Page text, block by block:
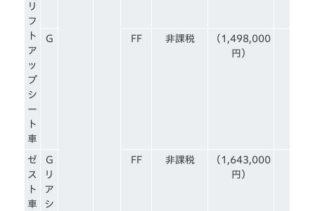
リ
フ
ト
ア
ッ
プ
シ
ー
ト
車
G FF 非課税
（1,498,000
円）
ゼ
ス
ト
車
G
リ
ア
シ
FF 非課税
（1,643,000
円）